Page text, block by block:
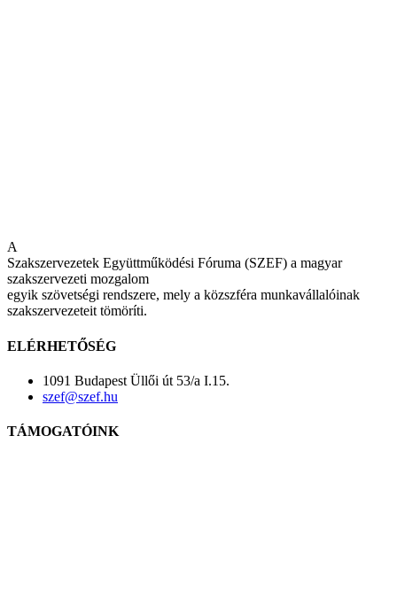
A
Szakszervezetek Együttműködési Fóruma (SZEF) a magyar
szakszervezeti mozgalom
egyik szövetségi rendszere, mely a közszféra munkavállalóinak
szakszervezeteit tömöríti.
ELÉRHETŐSÉG
1091 Budapest Üllői út 53/a I.15.
szef@szef.hu
TÁMOGATÓINK